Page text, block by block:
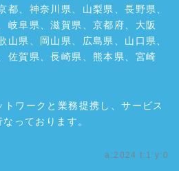
都、神奈川県、山梨県、長野県、
岐阜県、滋賀県、京都府、大阪
山県、岡山県、広島県、山口県、
佐賀県、長崎県、熊本県、宮崎
ワークと業務提携し、サービス
っております。
a:2024 t:1 y:0